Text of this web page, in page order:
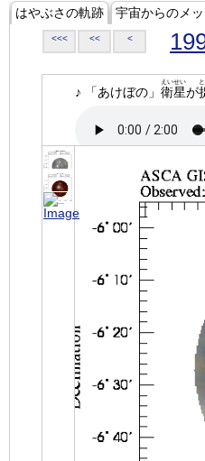
はやぶさの軌跡 宇宙からのメ
<<< << <
♪ 「あけぼの」 衛星
えいせい
が